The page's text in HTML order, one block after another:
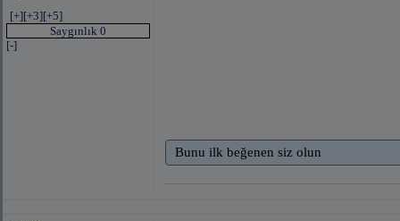
[+][+3][+5]
Saygınlık 0
[-]
Bunu ilk beğenen siz olun